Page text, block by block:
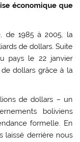
économique que
de 1985 à 2005, la
de dollars. Suite
pays le 22 janvier
dollars grâce à la
de dollars – un
boliviens
formelle. En
laissé derrière nous